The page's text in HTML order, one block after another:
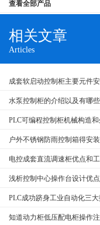
查看全部产品
相关文章
Articles
浅析控制中心操作台设计优点